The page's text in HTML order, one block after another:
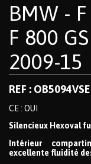
BMW -
F 800
2009-15
REF : OB5094VSE
CE : OUI
Silencieux Hexoval
Intérieur
excellente fluidité